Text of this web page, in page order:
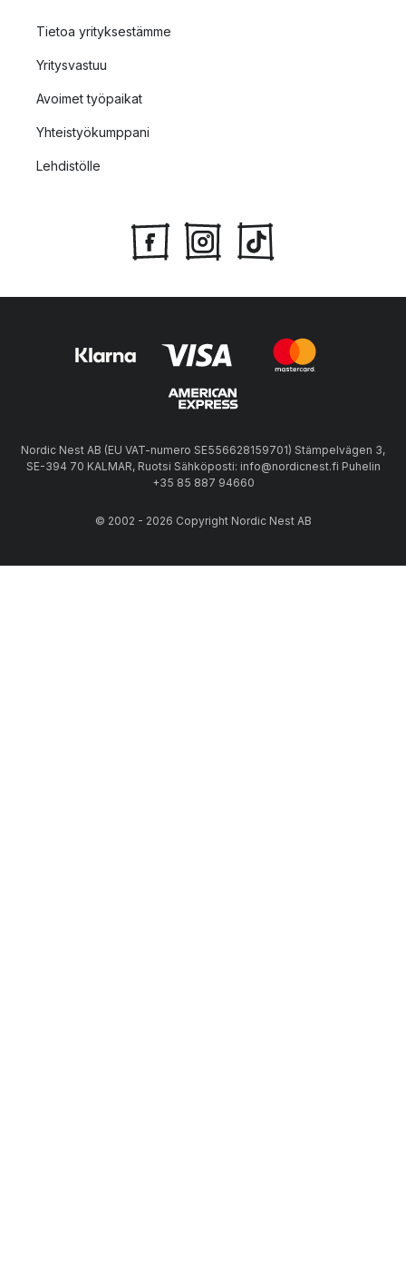
Tietoa yrityksestämme
Yritysvastuu
Avoimet työpaikat
Yhteistyökumppani
Lehdistölle
Nordic Nest AB (EU VAT-numero SE556628159701) Stämpelvägen 3,
SE-394 70 KALMAR, Ruotsi Sähköposti: info@nordicnest.fi Puhelin
+35 85 887 94660
© 2002 - 2026 Copyright Nordic Nest AB